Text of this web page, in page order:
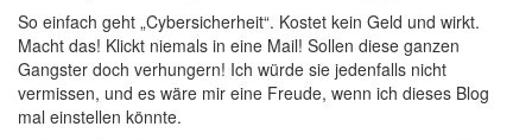
So einfach geht „Cybersicherheit“. Kostet kein Geld und wirkt.
Macht das! Klickt niemals in eine Mail! Sollen diese ganzen
Gangster doch verhungern! Ich würde sie jedenfalls nicht
vermissen, und es wäre mir eine Freude, wenn ich dieses Blog
mal einstellen könnte.